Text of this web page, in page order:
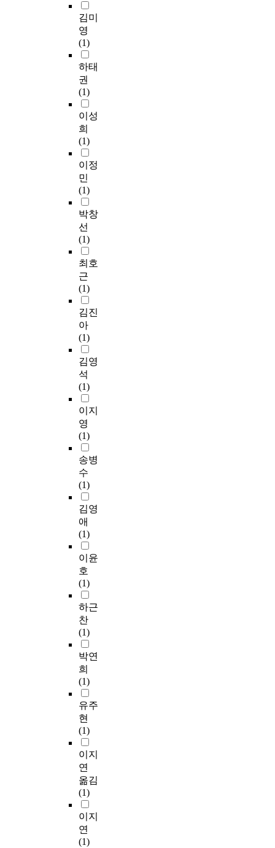
김미
영
(1)
하태
권
(1)
이성
희
(1)
이정
민
(1)
박창
선
(1)
최호
근
(1)
김진
아
(1)
김영
석
(1)
이지
영
(1)
송병
수
(1)
김영
애
(1)
이윤
호
(1)
하근
찬
(1)
박연
희
(1)
유주
현
(1)
이지
연
옮김
(1)
이지
연
(1)